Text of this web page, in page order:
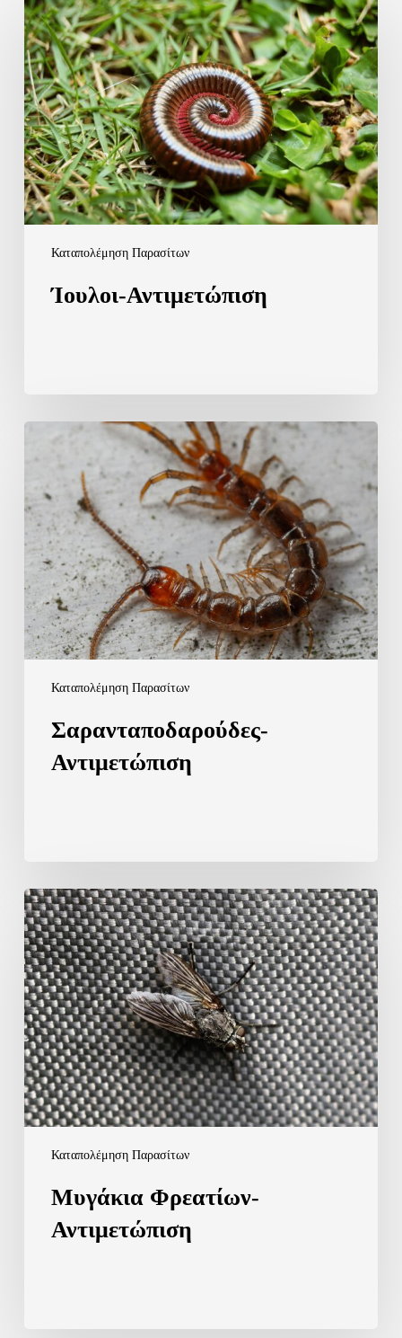
Καταπολέμηση Παρασίτων
Αντιμετώπιση
Ίουλοι-Αντιμετώπιση
Καταπολέμηση Παρασίτων
Σαρανταποδαρούδες-
Σαρανταποδαρούδες-
Αντιμετώπιση
Καταπολέμηση Παρασίτων
Μυγάκια
Φρεατίων-
Αντιμετώπιση
Μυγάκια Φρεατίων-
Αντιμετώπιση